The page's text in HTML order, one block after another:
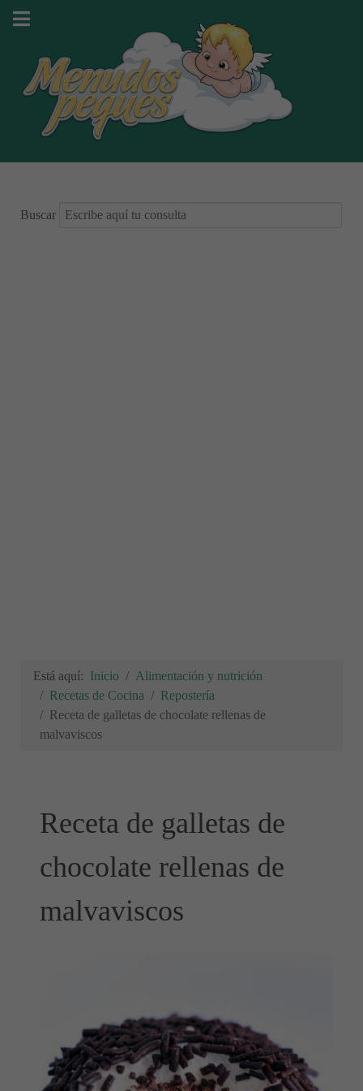
Buscar
Está aquí: Inicio
Alimentación y nutrición
Recetas de Cocina
Repostería
Receta de galletas de chocolate rellenas de
malvaviscos
Receta de galletas de
chocolate rellenas de
malvaviscos